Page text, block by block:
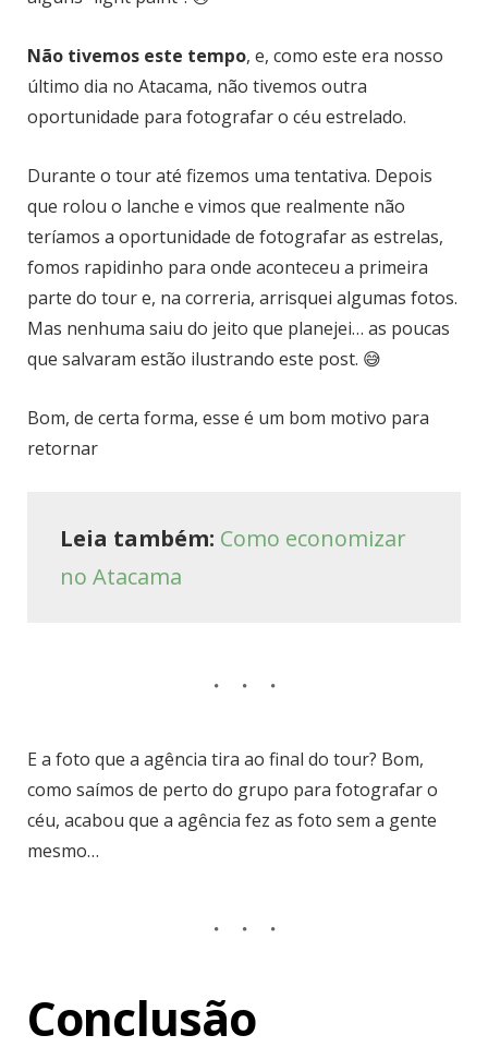
Não tivemos este tempo, e, como este era nosso
último dia no Atacama, não tivemos outra
oportunidade para fotografar o céu estrelado.
Durante o tour até fizemos uma tentativa. Depois
que rolou o lanche e vimos que realmente não
teríamos a oportunidade de fotografar as estrelas,
fomos rapidinho para onde aconteceu a primeira
parte do tour e, na correria, arrisquei algumas fotos.
Mas nenhuma saiu do jeito que planejei… as poucas
que salvaram estão ilustrando este post. 😅
Bom, de certa forma, esse é um bom motivo para
retornar
Leia também: Como economizar
no Atacama
E a foto que a agência tira ao final do tour? Bom,
como saímos de perto do grupo para fotografar o
céu, acabou que a agência fez as foto sem a gente
mesmo…
Conclusão